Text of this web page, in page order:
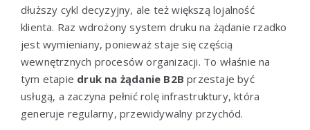
dłuższy cykl decyzyjny, ale też większą lojalność
klienta. Raz wdrożony system druku na żądanie rzadko
jest wymieniany, ponieważ staje się częścią
wewnętrznych procesów organizacji. To właśnie na
tym etapie druk na żądanie B2B przestaje być
usługą, a zaczyna pełnić rolę infrastruktury, która
generuje regularny, przewidywalny przychód.